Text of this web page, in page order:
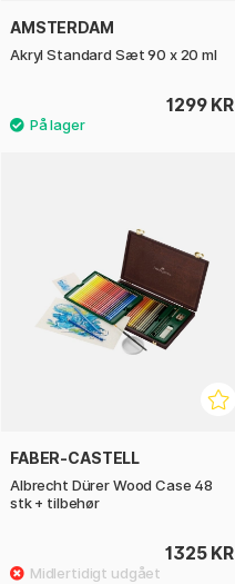
AMSTERDAM
Akryl Standard Sæt 90 x 20 ml
1299 KR
FABER-CASTELL
Albrecht Dürer Wood Case 48
stk + tilbehør
1325 KR